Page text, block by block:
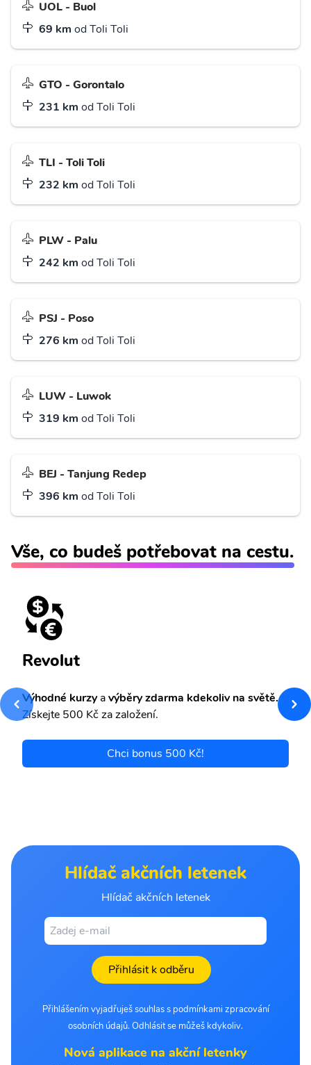
UOL - Buol
69 km od Toli Toli
GTO - Gorontalo
231 km od Toli Toli
TLI - Toli Toli
232 km od Toli Toli
PLW - Palu
242 km od Toli Toli
PSJ - Poso
276 km od Toli Toli
LUW - Luwok
319 km od Toli Toli
BEJ - Tanjung Redep
396 km od Toli Toli
Vše, co budeš potřebovat na cestu.
Revolut
Výhodné kurzyavýběry zdarma kdekoliv na světě.
Získejte 500 Kč za založení.
Chci bonus 500 Kč!
Hlídač akčních letenek
Hlídač akčních letenek
Přihlásit k odběru
Přihlášením vyjadřuješ souhlas s podmínkami zpracování
osobních údajů. Odhlásit se můžeš kdykoliv.
Nová aplikace na akční letenky